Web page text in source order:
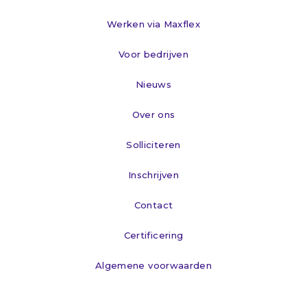
Werken via Maxflex
Voor bedrijven
Nieuws
Over ons
Solliciteren
Inschrijven
Contact
Certificering
Algemene voorwaarden